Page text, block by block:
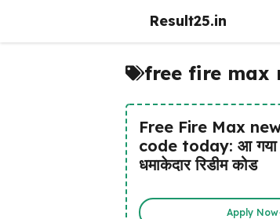
Result25.in
free fire max
Free Fire Max
code today: आ
धमाकेदार रिडीम कोड
Apply Now